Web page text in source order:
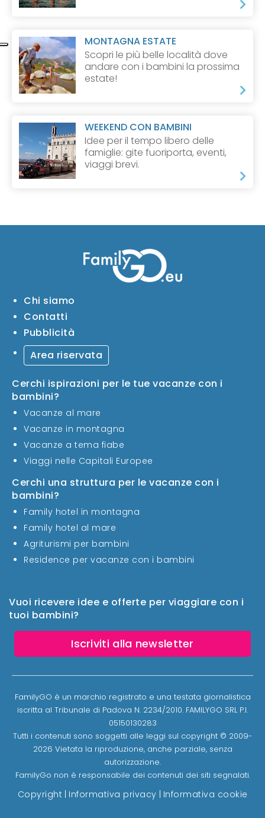
MONTAGNA ESTATE
Scopri le più belle località dove
andare con i bambini la prossima
estate!
WEEKEND CON BAMBINI
Idee per il tempo libero delle
famiglie: gite fuoriporta, eventi,
viaggi brevi.
Vuoi ricevere idee e offerte per viaggiare con i
tuoi bambini?
Iscriviti alla newsletter
Chi siamo
Contatti
Pubblicità
Area riservata
Cerchi ispirazioni per le tue vacanze con i
bambini?
Vacanze al mare
Vacanze in montagna
Vacanze a tema fiabe
Viaggi nelle Capitali Europee
Cerchi una struttura per le vacanze con i
bambini?
Family hotel in montagna
Family hotel al mare
Agriturismi per bambini
Residence per vacanze con i bambini
FamilyGO è un marchio registrato e una testata giornalistica
iscritta al Tribunale di Padova N. 2234/2010. FAMILYGO SRL P.I.
05150130283
Tutti i contenuti sono soggetti alle leggi sul copyright © 2009-
2026 Vietata la riproduzione, anche parziale, senza
autorizzazione.
FamilyGo non è responsabile dei contenuti dei siti segnalati.
Copyright | Informativa privacy | Informativa cookie